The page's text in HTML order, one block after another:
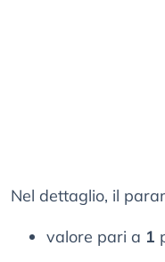
Nel dettaglio, il
valore pari a 1